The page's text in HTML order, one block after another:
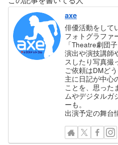
axe
俳優活動をして
フォトグラファ
「Theatre劇団
演出や演技講師
スしたり写真撮
ご依頼はDMどう
主に日記が中心
ことを、思った
ムやデジタルガ
ーも。
出演予定の舞台